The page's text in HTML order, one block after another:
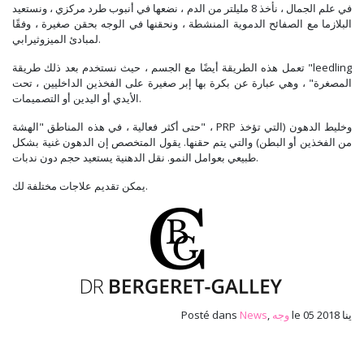
في علم الجمال ، نأخذ 8 مليلتر من الدم ، نضعها في أنبوب طرد مركزي ، ونستعيد
البلازما مع الصفائح الدموية المنشطة ، ونحقنها في الوجه بحقن صغيرة ، وفقًا
لمبادئ الميزوثيرابي.
تعمل هذه الطريقة أيضًا مع الجسم ، حيث نستخدم بعد ذلك طريقة "leedling
المصغرة" ، وهي عبارة عن بكرة بها إبر صغيرة على الفخذين الداخليين ، تحت
الأيدي أو اليدين أو التصميمات.
حتى أكثر فعالية ، في هذه المناطق "الهشة" ، PRP وخليط الدهون (التي تؤخذ
من الفخذين أو البطن) والتي يتم حقنها. يقول المتخصص إن الدهون غنية بشكل
طبيعي بعوامل النمو. نقل الدهنية يستعيد حجم دون ندبات.
يمكن تقديم علاجات مختلفة لك.
Posté dans News, وجه le 05 ينا 2018